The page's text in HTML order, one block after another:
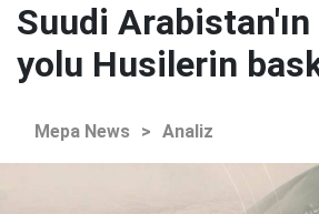
Suudi
yolu Husilerin
Mepa News > Analiz